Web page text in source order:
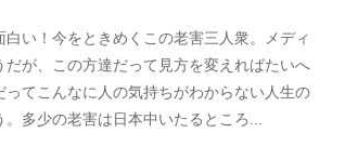
白い！今をときめくこの老害三人衆。メディ
だが、この方達だって見方を変えればたいへ
ってこんなに人の気持ちがわからない人生の
。多少の老害は日本中いたるところ...